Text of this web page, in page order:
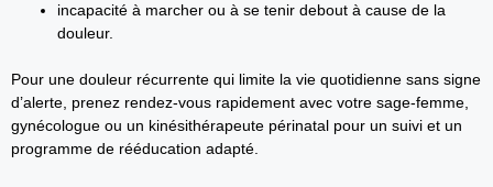
incapacité à marcher ou à se tenir debout à cause de la
douleur.
Pour une douleur récurrente qui limite la vie quotidienne sans signe
d’alerte, prenez rendez‑vous rapidement avec votre sage‑femme,
gynécologue ou un kinésithérapeute périnatal pour un suivi et un
programme de rééducation adapté.